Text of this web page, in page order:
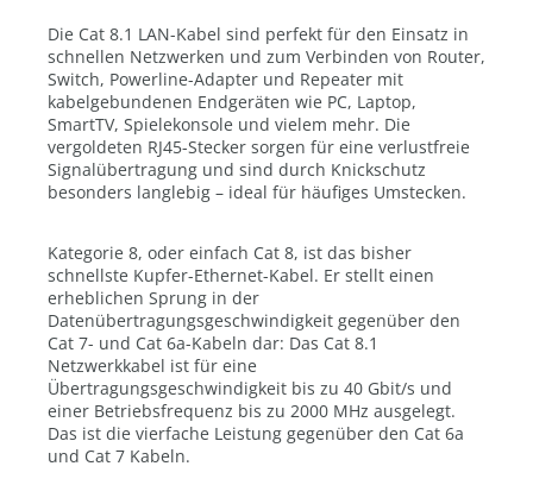
Die Cat 8.1 LAN-Kabel sind perfekt für den Einsatz in
schnellen Netzwerken und zum Verbinden von Router,
Switch, Powerline-Adapter und Repeater mit
kabelgebundenen Endgeräten wie PC, Laptop,
SmartTV, Spielekonsole und vielem mehr. Die
vergoldeten RJ45-Stecker sorgen für eine verlustfreie
Signalübertragung und sind durch Knickschutz
besonders langlebig – ideal für häufiges Umstecken.
Kategorie 8, oder einfach Cat 8, ist das bisher
schnellste Kupfer-Ethernet-Kabel. Er stellt einen
erheblichen Sprung in der
Datenübertragungsgeschwindigkeit gegenüber den
Cat 7- und Cat 6a-Kabeln dar: Das Cat 8.1
Netzwerkkabel ist für eine
Übertragungsgeschwindigkeit bis zu 40 Gbit/s und
einer Betriebsfrequenz bis zu 2000 MHz ausgelegt.
Das ist die vierfache Leistung gegenüber den Cat 6a
und Cat 7 Kabeln.